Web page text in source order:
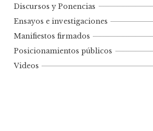
r
f
e
c
a
Discursos y Ponencias
Ensayos e investigaciones
Manifiestos firmados
Posicionamientos públicos
Videos